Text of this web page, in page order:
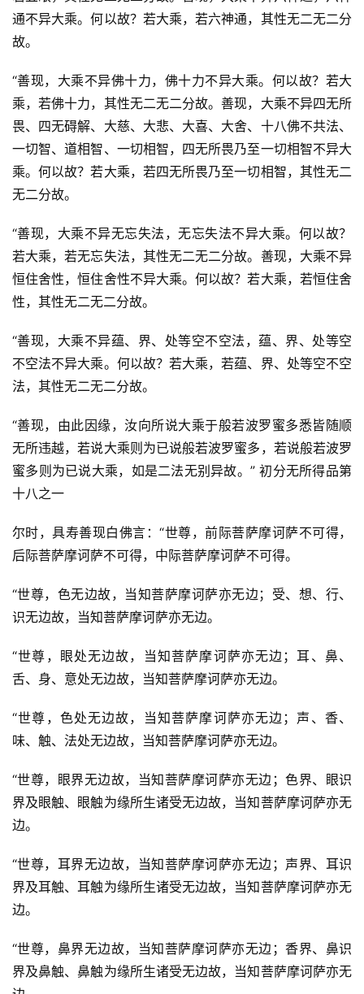
通不异大乘。何以故？若大乘，若六神通，其性无二无二分
故。
“善现，大乘不异佛十力，佛十力不异大乘。何以故？若大
乘，若佛十力，其性无二无二分故。善现，大乘不异四无所
畏、四无碍解、大慈、大悲、大喜、大舍、十八佛不共法、
一切智、道相智、一切相智，四无所畏乃至一切相智不异大
乘。何以故？若大乘，若四无所畏乃至一切相智，其性无二
无二分故。
“善现，大乘不异无忘失法，无忘失法不异大乘。何以故？
若大乘，若无忘失法，其性无二无二分故。善现，大乘不异
恒住舍性，恒住舍性不异大乘。何以故？若大乘，若恒住舍
性，其性无二无二分故。
“善现，大乘不异蕴、界、处等空不空法，蕴、界、处等空
不空法不异大乘。何以故？若大乘，若蕴、界、处等空不空
法，其性无二无二分故。
“善现，由此因缘，汝向所说大乘于般若波罗蜜多悉皆随顺
无所违越，若说大乘则为已说般若波罗蜜多，若说般若波罗
蜜多则为已说大乘，如是二法无别异故。” 初分无所得品第
十八之一
尔时，具寿善现白佛言：“世尊，前际菩萨摩诃萨不可得，
后际菩萨摩诃萨不可得，中际菩萨摩诃萨不可得。
“世尊，色无边故，当知菩萨摩诃萨亦无边；受、想、行、
识无边故，当知菩萨摩诃萨亦无边。
“世尊，眼处无边故，当知菩萨摩诃萨亦无边；耳、鼻、
舌、身、意处无边故，当知菩萨摩诃萨亦无边。
“世尊，色处无边故，当知菩萨摩诃萨亦无边；声、香、
味、触、法处无边故，当知菩萨摩诃萨亦无边。
“世尊，眼界无边故，当知菩萨摩诃萨亦无边；色界、眼识
界及眼触、眼触为缘所生诸受无边故，当知菩萨摩诃萨亦无
边。
“世尊，耳界无边故，当知菩萨摩诃萨亦无边；声界、耳识
界及耳触、耳触为缘所生诸受无边故，当知菩萨摩诃萨亦无
边。
“世尊，鼻界无边故，当知菩萨摩诃萨亦无边；香界、鼻识
界及鼻触、鼻触为缘所生诸受无边故，当知菩萨摩诃萨亦无